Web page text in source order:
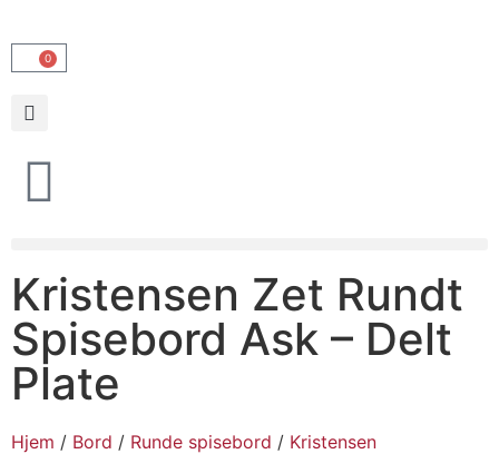
0
Kristensen Zet Rundt
Spisebord Ask – Delt
Plate
Hjem / Bord / Runde spisebord / Kristensen